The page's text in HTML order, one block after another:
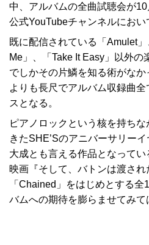
中、アルバムの全曲試聴会が
公式YouTubeチャンネルにおい
既に配信されている「Amulet
Me」、「Take It Easy」以外の
でしかその片鱗を知る術がな
よりも長尺でアルバム収録曲
スとなる。
ピアノロックという核を持ち
きたSHE’Sのアニバーサリー
大成とも言える作品となって
映画『そして、バトンは渡さ
「Chained」をはじめとする
バムへの期待を膨らませてみて